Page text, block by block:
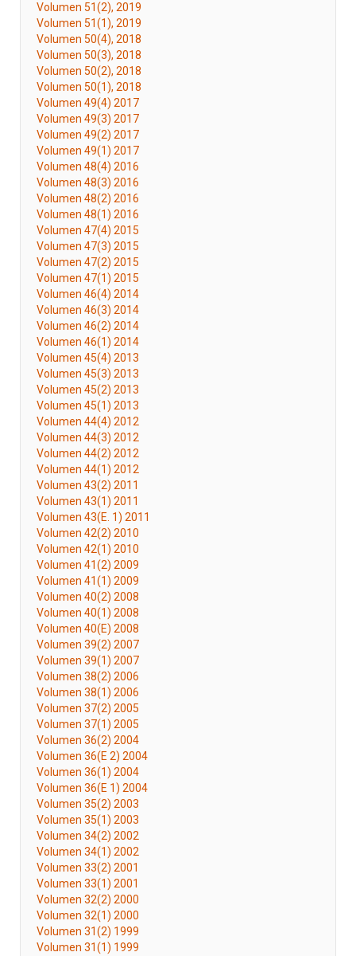
Volumen 51(2), 2019
Volumen 51(1), 2019
Volumen 50(4), 2018
Volumen 50(3), 2018
Volumen 50(2), 2018
Volumen 50(1), 2018
Volumen 49(4) 2017
Volumen 49(3) 2017
Volumen 49(2) 2017
Volumen 49(1) 2017
Volumen 48(4) 2016
Volumen 48(3) 2016
Volumen 48(2) 2016
Volumen 48(1) 2016
Volumen 47(4) 2015
Volumen 47(3) 2015
Volumen 47(2) 2015
Volumen 47(1) 2015
Volumen 46(4) 2014
Volumen 46(3) 2014
Volumen 46(2) 2014
Volumen 46(1) 2014
Volumen 45(4) 2013
Volumen 45(3) 2013
Volumen 45(2) 2013
Volumen 45(1) 2013
Volumen 44(4) 2012
Volumen 44(3) 2012
Volumen 44(2) 2012
Volumen 44(1) 2012
Volumen 43(2) 2011
Volumen 43(1) 2011
Volumen 43(E. 1) 2011
Volumen 42(2) 2010
Volumen 42(1) 2010
Volumen 41(2) 2009
Volumen 41(1) 2009
Volumen 40(2) 2008
Volumen 40(1) 2008
Volumen 40(E) 2008
Volumen 39(2) 2007
Volumen 39(1) 2007
Volumen 38(2) 2006
Volumen 38(1) 2006
Volumen 37(2) 2005
Volumen 37(1) 2005
Volumen 36(2) 2004
Volumen 36(E 2) 2004
Volumen 36(1) 2004
Volumen 36(E 1) 2004
Volumen 35(2) 2003
Volumen 35(1) 2003
Volumen 34(2) 2002
Volumen 34(1) 2002
Volumen 33(2) 2001
Volumen 33(1) 2001
Volumen 32(2) 2000
Volumen 32(1) 2000
Volumen 31(2) 1999
Volumen 31(1) 1999